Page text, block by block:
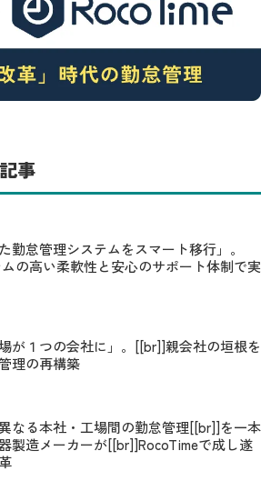
事
勤怠管理システムをスマート移行」。
の高い柔軟性と安心のサポート体制で実
場が１つの会社に」。[[br]]親会社の垣根を
理の再構築
なる本社・工場間の勤怠管理[[br]]を一本
製造メーカーが[[br]]RocoTimeで成し遂